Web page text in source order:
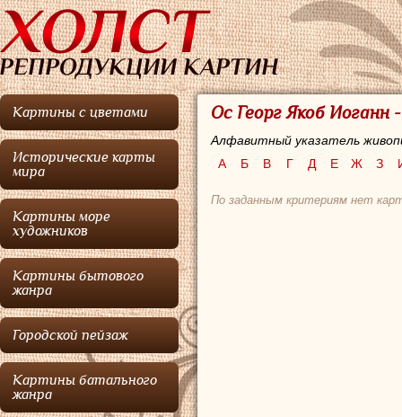
Картины с цветами
Исторические карты
мира
Картины море
художников
Картины бытового
жанра
Городской пейзаж
Картины батального
жанра
Ос Георг Якоб Иоганн -
Алфавитный указатель
А
Б В Г Д Е Ж З
По заданным критериям нет